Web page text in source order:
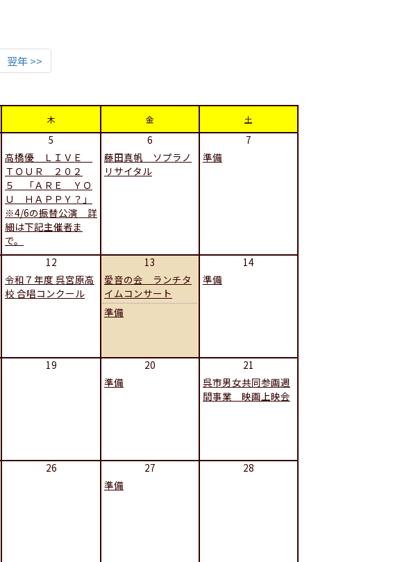
翌年 >>
木 金 土
5
高橋優 ＬＩＶＥ
ＴＯＵＲ ２０２
５ 「ＡＲＥ ＹＯ
Ｕ ＨＡＰＰＹ？」
※4/6の振替公演 詳
細は下記主催者ま
で。
6
藤田真帆 ソプラノ
リサイタル
7
準備
12
令和７年度 呉宮原高
校 合唱コンクール
13
愛音の会 ランチタ
イムコンサート
準備
14
準備
19
20
準備
21
呉市男女共同参画週
間事業 映画上映会
26
27
準備
28